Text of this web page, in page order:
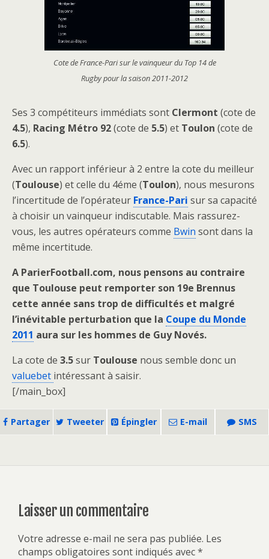
Cote de France-Pari sur le vainqueur du Top 14 de
Rugby pour la saison 2011-2012
Ses 3 compétiteurs immédiats sont Clermont (cote de
4.5), Racing Métro 92(cote de 5.5) et Toulon (cote de
6.5).
Avec un rapport inférieur à 2 entre la cote du meilleur
(Toulouse) et celle du 4éme (Toulon), nous mesurons
l’incertitude de l’opérateur France-Pari sur sa capacité
à choisir un vainqueur indiscutable. Mais rassurez-
vous, les autres opérateurs comme Bwin sont dans la
même incertitude.
A ParierFootball.com, nous pensons au contraire
que Toulouse peut remporter son 19e Brennus
cette année sans trop de difficultés et malgré
l’inévitable perturbation que la Coupe du Monde
2011 aura sur les hommes de Guy Novés.
La cote de 3.5sur Toulouse nous semble donc un
valuebet intéressant à saisir.
[/main_box]
Partager Tweeter Épingler E-mail SMS
Laisser un commentaire
Votre adresse e-mail ne sera pas publiée. Les
champs obligatoires sont indiqués avec*